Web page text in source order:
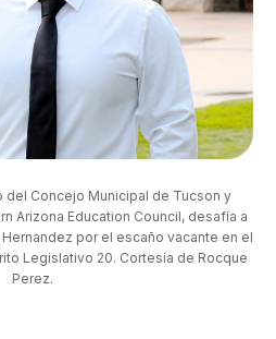
del Concejo Municipal de Tucson y
Arizona Education Council, desafía a
por el escaño vacante en el
Legislativo 20. Cortesía de Rocque
Perez.